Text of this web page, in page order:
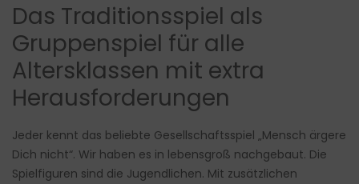
Das Traditionsspiel als
Gruppenspiel für alle
Altersklassen mit extra
Herausforderungen
Jeder kennt das beliebte Gesellschaftsspiel „Mensch ärgere
Dich nicht“. Wir haben es in lebensgroß nachgebaut. Die
Spielfiguren sind die Jugendlichen. Mit zusätzlichen